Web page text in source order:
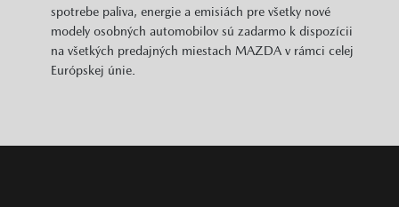
spotrebe paliva, energie a emisiách pre všetky nové
modely osobných automobilov sú zadarmo k dispozícii
na všetkých predajných miestach MAZDA v rámci celej
Európskej únie.